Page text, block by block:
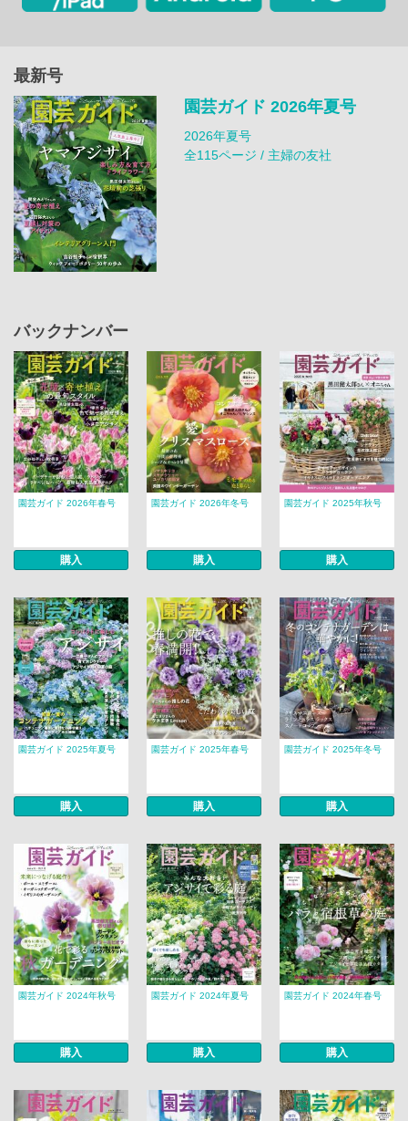
最新号
園芸ガイド 2026年夏号
2026年夏号
全115ページ / 主婦の友社
バックナンバー
園芸ガイド 2026年春号
購入
園芸ガイド 2026年冬号
購入
園芸ガイド 2025年秋号
購入
園芸ガイド 2025年夏号
購入
園芸ガイド 2025年春号
購入
園芸ガイド 2025年冬号
購入
園芸ガイド 2024年秋号
購入
園芸ガイド 2024年夏号
購入
園芸ガイド 2024年春号
購入